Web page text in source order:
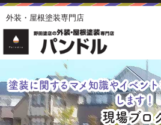
外装・屋根塗装専門店
塗装に関するマメ知識やイベン
します！
現場ブロ